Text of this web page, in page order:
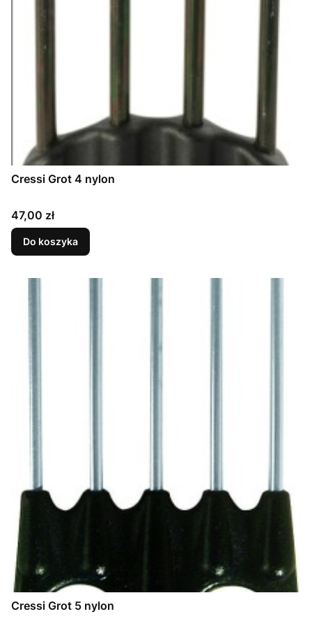
Cressi Grot 4 nylon
Cena
47,00 zł
Do koszyka
Cressi Grot 5 nylon